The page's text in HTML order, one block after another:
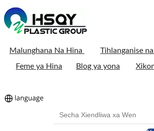
Malunghana Na Hina Tihlanganise
Feme ya Hina
Blog ya yona